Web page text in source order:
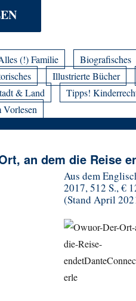
(!) Familie Biografisches
Illustrierte Bücher
& Land Tipps!
Vorlesen
an dem die Reise
Aus dem
2017, 512 S., €
(Stand April